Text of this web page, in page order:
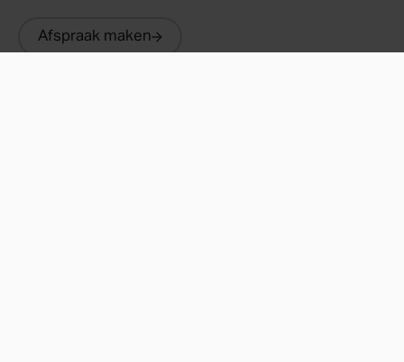
Afspraak maken